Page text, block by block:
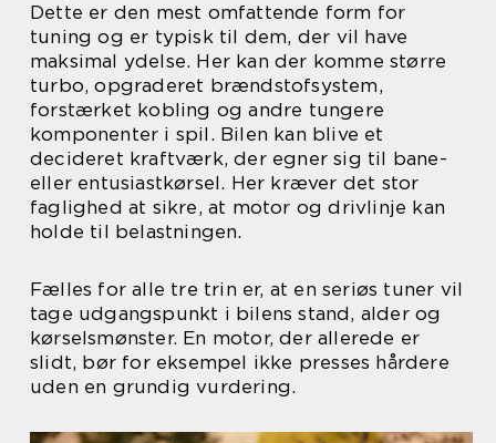
Dette er den mest omfattende form for
tuning og er typisk til dem, der vil have
maksimal ydelse. Her kan der komme større
turbo, opgraderet brændstofsystem,
forstærket kobling og andre tungere
komponenter i spil. Bilen kan blive et
decideret kraftværk, der egner sig til bane-
eller entusiastkørsel. Her kræver det stor
faglighed at sikre, at motor og drivlinje kan
holde til belastningen.
Fælles for alle tre trin er, at en seriøs tuner vil
tage udgangspunkt i bilens stand, alder og
kørselsmønster. En motor, der allerede er
slidt, bør for eksempel ikke presses hårdere
uden en grundig vurdering.